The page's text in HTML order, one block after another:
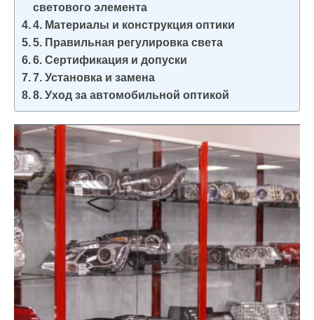
светового элемента
4. Материалы и конструкция оптики
5. Правильная регулировка света
6. Сертификация и допуски
7. Установка и замена
8. Уход за автомобильной оптикой